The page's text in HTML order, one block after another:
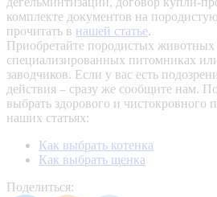
комплекте документов на
прочитать в нашей статье.
Приобретайте породистых животных
специализированных питомниках
заводчиков. Если у вас есть
действия – сразу же сообщите нам.
выбрать здорового и чистокровного
наших статьях:
Как выбрать котенка
Как выбрать щенка
Поделиться: